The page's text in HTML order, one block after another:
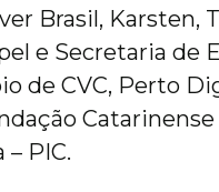
Brasil, Karsten,
e Secretaria de
de CVC, Perto
PIC.